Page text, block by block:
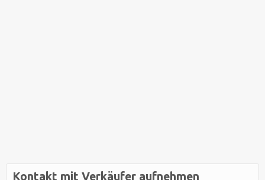
Kontakt mit Verkäufer aufnehmen